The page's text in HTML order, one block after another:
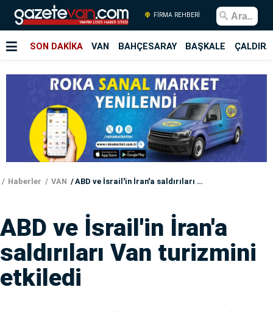
FİRMA REHBERİ
SON DAKİKA VAN BAHÇESARAY BAŞKALE
Haberler VAN ABD ve İsrail'in İran'a saldırıları Van turizmini etkiledi
ABD ve İsrail'in İran'a
saldırıları Van turizmini
etkiledi